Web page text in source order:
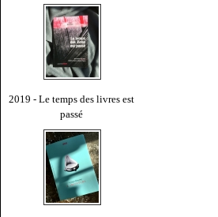
2019 - Le temps des livres est
passé